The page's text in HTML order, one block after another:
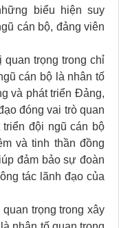
biểu hiện suy
cán bộ, đảng viên
trọng trong chỉ
cán bộ là nhân tố
và phát triển Đảng,
đóng vai trò quan
triển đội ngũ cán bộ
và tinh thần đồng
đảm bảo sự đoàn
tác lãnh đạo của
trọng trong xây